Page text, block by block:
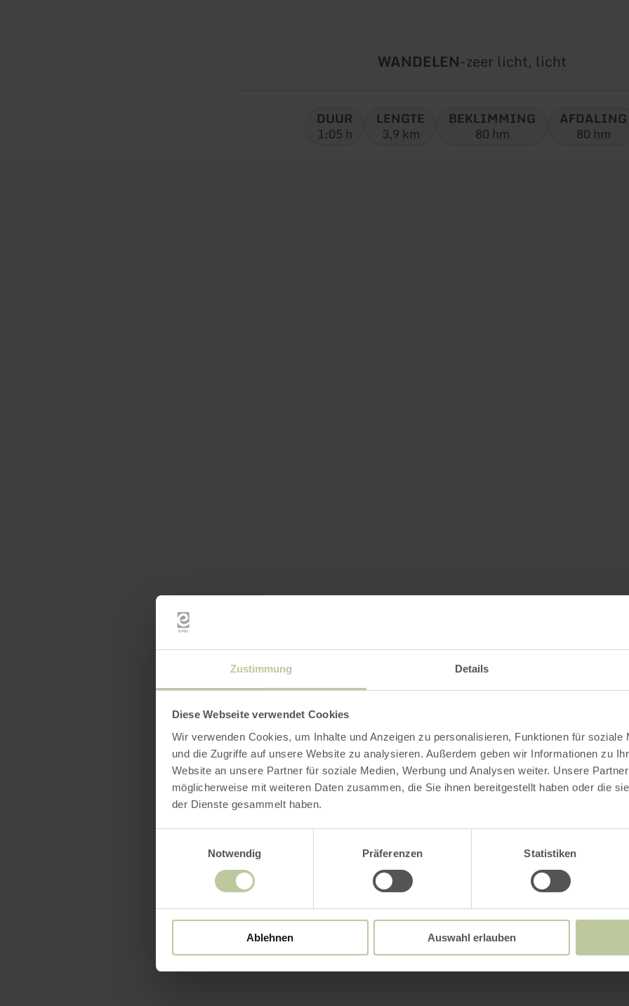
Zustimmung Details
Diese Webseite verwendet Cookies
Wir verwenden Cookies, um Inhalte und Anzeigen zu personalisieren, Funktionen für soziale
und die Zugriffe auf unsere Website zu analysieren. Außerdem geben wir Informationen zu
Website an unsere Partner für soziale Medien, Werbung und Analysen weiter. Unsere
möglicherweise mit weiteren Daten zusammen, die Sie ihnen bereitgestellt haben oder die
der Dienste gesammelt haben.
Notwendig
Präferenzen Statistiken
Ablehnen Auswahl erlauben
Soort
WANDELEN-Moeilijkheidsgraad:
zeer licht, licht
DUUR
1:05 h
LENGTE
3,9 km
BEKLIMMING
80 hm
AFDALING
80 hm